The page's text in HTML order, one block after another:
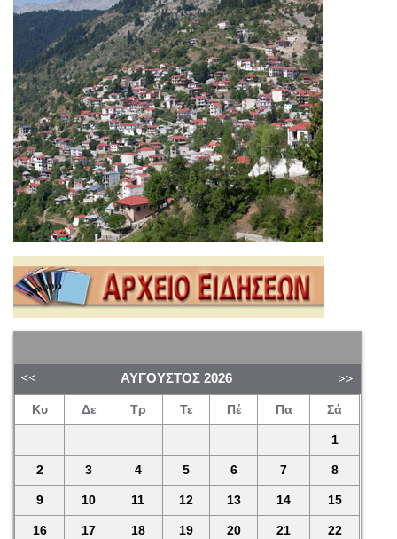
ΑΎΓΟΥΣΤΟΣ 2026
Κυ Δε Τρ Τε Πέ Πα Σά
1
2 3 4 5 6 7 8
9 10 11 12 13 14 15
16 17 18 19 20 21 22